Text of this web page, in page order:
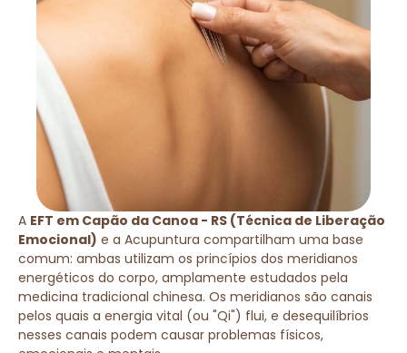
A EFT em Capão da Canoa - RS (Técnica de Liberação
Emocional) e a Acupuntura compartilham uma base
comum: ambas utilizam os princípios dos meridianos
energéticos do corpo, amplamente estudados pela
medicina tradicional chinesa. Os meridianos são canais
pelos quais a energia vital (ou "Qi") flui, e desequilíbrios
nesses canais podem causar problemas físicos,